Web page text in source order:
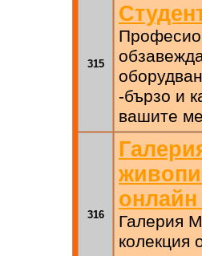
315
-бързо и
вашите
316
онлайн
Галерия
колекция